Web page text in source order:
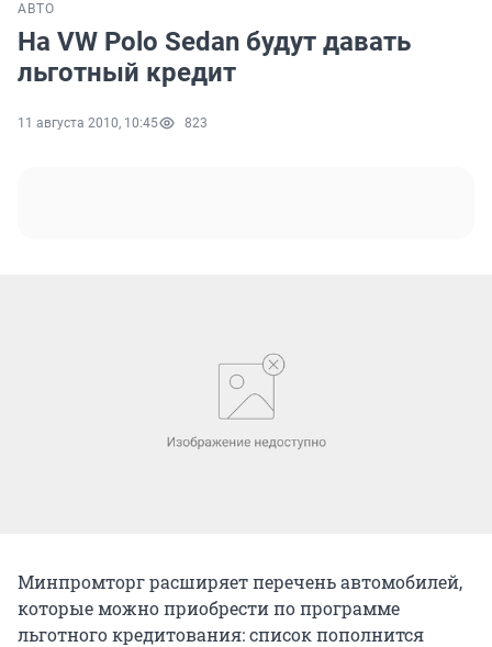
АВТО
На VW Polo Sedan будут давать
льготный кредит
11 августа 2010, 10:45 823
Минпромторг расширяет перечень автомобилей,
которые можно приобрести по программе
льготного кредитования: список пополнится